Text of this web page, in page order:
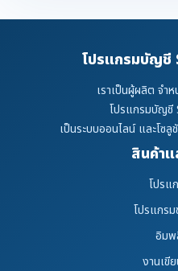
โปรแกรมบัญชี
เราเป็นผู้ผลิต จำ
โปรแกรมบัญ
เป็นระบบออนไลน์ และโซ
สินค้าแ
โปรแ
โปรแกรม
อิมพ
งานเขี